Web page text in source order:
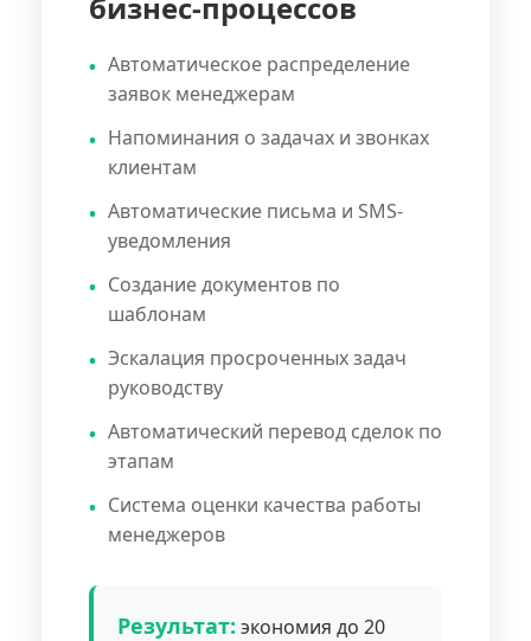
Автоматическое распределение
заявок менеджерам
Напоминания о задачах и звонках
клиентам
Автоматические письма и SMS-
уведомления
Создание документов по
шаблонам
Эскалация просроченных задач
руководству
Автоматический перевод сделок по
этапам
Система оценки качества работы
менеджеров
Результат: экономия до 20